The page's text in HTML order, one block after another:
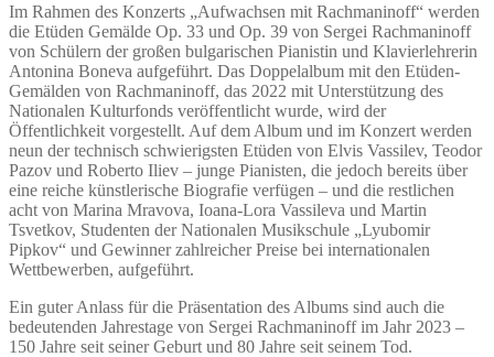
Im Rahmen des Konzerts „Aufwachsen mit Rachmaninoff“ werden
die Etüden Gemälde Op. 33 und Op. 39 von Sergei Rachmaninoff
von Schülern der großen bulgarischen Pianistin und Klavierlehrerin
Antonina Boneva aufgeführt. Das Doppelalbum mit den Etüden-
Gemälden von Rachmaninoff, das 2022 mit Unterstützung des
Nationalen Kulturfonds veröffentlicht wurde, wird der
Öffentlichkeit vorgestellt. Auf dem Album und im Konzert werden
neun der technisch schwierigsten Etüden von Elvis Vassilev, Teodor
Pazov und Roberto Iliev – junge Pianisten, die jedoch bereits über
eine reiche künstlerische Biografie verfügen – und die restlichen
acht von Marina Mravova, Ioana-Lora Vassileva und Martin
Tsvetkov, Studenten der Nationalen Musikschule „Lyubomir
Pipkov“ und Gewinner zahlreicher Preise bei internationalen
Wettbewerben, aufgeführt.
Ein guter Anlass für die Präsentation des Albums sind auch die
bedeutenden Jahrestage von Sergei Rachmaninoff im Jahr 2023 –
150 Jahre seit seiner Geburt und 80 Jahre seit seinem Tod.